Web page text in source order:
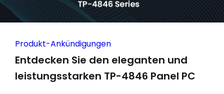
Produkt-Ankündigungen
Entdecken Sie den eleganten und
leistungsstarken TP-4846 Panel PC